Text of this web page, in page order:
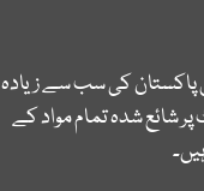
پاکستان کی سب سے زیادہ
شائع شدہ تمام مواد کے